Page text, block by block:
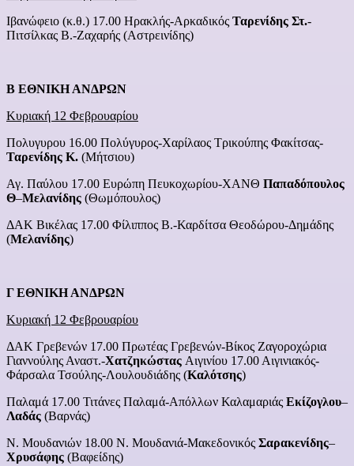
Ιβανώφειο (κ.θ.) 17.00 Ηρακλής-Αρκαδικός Ταρενίδης Στ.-
Πιτσίλκας Β.-Ζαχαρής (Αστρεινίδης)
Β ΕΘΝΙΚΗ ΑΝΔΡΩΝ
Κυριακή 12 Φεβρουαρίου
Πολυγυρου 16.00 Πολύγυρος-Χαρίλαος Τρικούπης Φακίτσας-
Ταρενίδης Κ. (Μήτσιου)
Αγ. Παύλου 17.00 Ευρώπη Πευκοχωρίου-ΧΑΝΘ Παπαδόπουλος
Θ–Μελανίδης (Θωμόπουλος)
ΔΑΚ Βικέλας 17.00 Φίλιππος Β.-Καρδίτσα Θεοδώρου-Δημάδης
(Μελανίδης)
Γ ΕΘΝΙΚΗ ΑΝΔΡΩΝ
Κυριακή 12 Φεβρουαρίου
ΔΑΚ Γρεβενών 17.00 Πρωτέας Γρεβενών-Βίκος Ζαγοροχώρια
Γιαννούλης Αναστ.-Χατζηκώστας Αιγινίου 17.00 Αιγινιακός-
Φάρσαλα Τσούλης-Λουλουδιάδης (Καλότσης)
Παλαμά 17.00 Τιτάνες Παλαμά-Απόλλων Καλαμαριάς Εκίζογλου–
Λαδάς (Βαρνάς)
Ν. Μουδανιών 18.00 Ν. Μουδανιά-Μακεδονικός Σαρακενίδης–
Χρυσάφης (Βαφείδης)